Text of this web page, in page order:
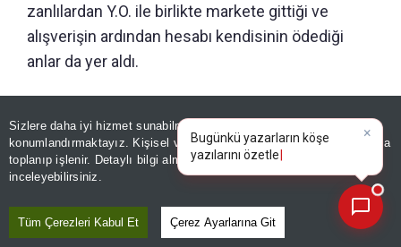
Sizlere daha iyi hizmet sunabilmek adına sitemizde
konumlandırmaktayız. Kişisel verileriniz, KVKK ve GDPR kapsamında
toplanıp işlenir. Detaylı bilgi almak içinAydınlatma Metnimizi
inceleyebilirsiniz.
Tüm Çerezleri Kabul Et Çerez Ayarlarına Git
zanlılardan Y.O. ile birlikte markete gittiği ve
alışverişin ardından hesabı kendisinin ödediği
anlar da yer aldı.
×
Bugünkü yazarların köşe
yazılarını özetleyin!